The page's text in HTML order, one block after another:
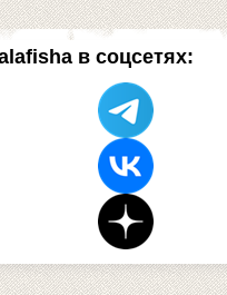
в соцсетях: